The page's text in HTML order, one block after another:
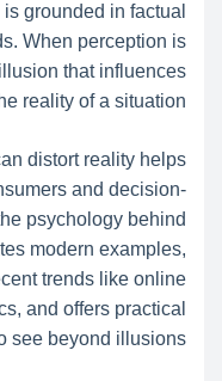
grounded in factual
When perception is
that influences
reality of a situation.
distort reality helps
and decision-
psychology behind
modern examples,
trends like online
and offers practical
see beyond illusions.